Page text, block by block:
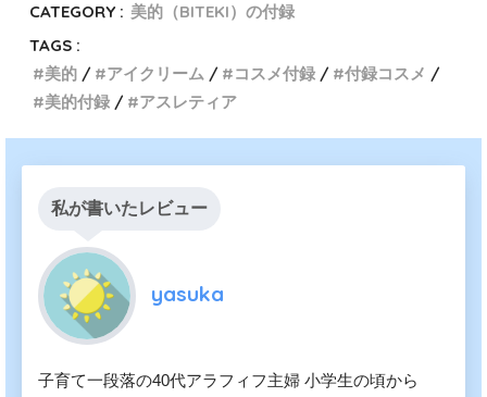
CATEGORY : 美的（BITEKI）の付録
TAGS :
美的
アイクリーム コスメ付録
付録コスメ
美的付録
アスレティア
私が書いたレビュー
yasuka
子育て一段落の40代アラフィフ主婦 小学生の頃から